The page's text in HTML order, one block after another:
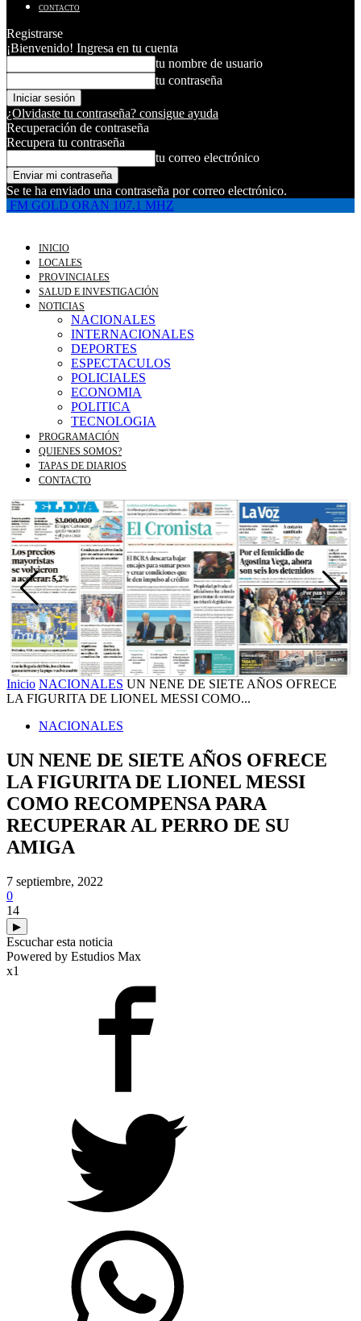
CONTACTO
Registrarse
¡Bienvenido! Ingresa en tu cuenta
tu nombre de usuario
tu contraseña
¿Olvidaste tu contraseña? consigue ayuda
Recuperación de contraseña
Recupera tu contraseña
tu correo electrónico
Se te ha enviado una contraseña por correo electrónico.
FM GOLD ORAN 107.1 MHZ
INICIO
LOCALES
PROVINCIALES
SALUD E INVESTIGACIÓN
NOTICIAS
NACIONALES
INTERNACIONALES
DEPORTES
ESPECTACULOS
POLICIALES
ECONOMIA
POLITICA
TECNOLOGIA
PROGRAMACIÓN
QUIENES SOMOS?
TAPAS DE DIARIOS
CONTACTO
Inicio NACIONALES UN NENE DE SIETE AÑOS OFRECE
LA FIGURITA DE LIONEL MESSI COMO...
NACIONALES
UN NENE DE SIETE AÑOS OFRECE
LA FIGURITA DE LIONEL MESSI
COMO RECOMPENSA PARA
RECUPERAR AL PERRO DE SU
AMIGA
7 septiembre, 2022
0
14
▶
Escuchar esta noticia
Powered by Estudios Max
x1